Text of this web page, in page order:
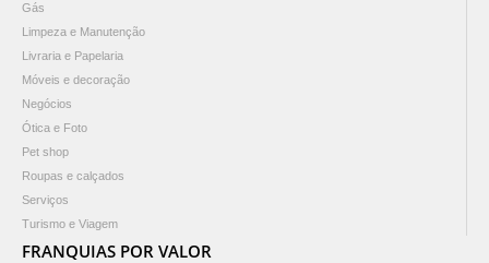
Gás
Limpeza e Manutenção
Livraria e Papelaria
Móveis e decoração
Negócios
Ótica e Foto
Pet shop
Roupas e calçados
Serviços
Turismo e Viagem
FRANQUIAS POR VALOR